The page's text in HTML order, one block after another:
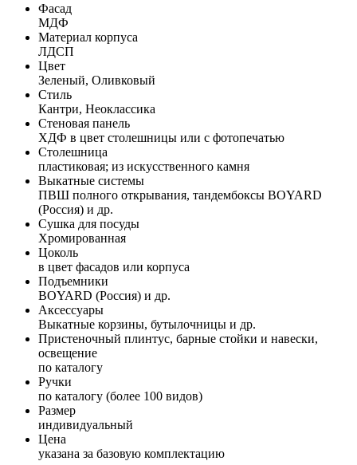
Фасад
МДФ
Материал корпуса
ЛДСП
Цвет
Зеленый, Оливковый
Стиль
Кантри, Неоклассика
Стеновая панель
ХДФ в цвет столешницы или с фотопечатью
Столешница
пластиковая; из искусственного камня
Выкатные системы
ПВШ полного открывания, тандембоксы BOYARD
(Россия) и др.
Сушка для посуды
Хромированная
Цоколь
в цвет фасадов или корпуса
Подъемники
BOYARD (Россия) и др.
Аксессуары
Выкатные корзины, бутылочницы и др.
Пристеночный плинтус, барные стойки и навески,
освещение
по каталогу
Ручки
по каталогу (более 100 видов)
Размер
индивидуальный
Цена
указана за базовую комплектацию